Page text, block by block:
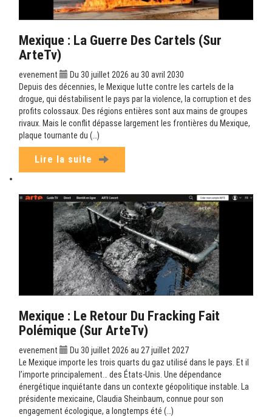
Mexique : La Guerre Des Cartels (sur
ArteTv)
evenement
Du 30 juillet 2026 au 30 avril 2030
Depuis des décennies, le Mexique lutte contre les cartels de la
drogue, qui déstabilisent le pays par la violence, la corruption et des
profits colossaux. Des régions entières sont aux mains de groupes
rivaux. Mais le conflit dépasse largement les frontières du Mexique,
plaque tournante du (…)
Lire la suite
Mexique : Le Retour Du Fracking Fait
Polémique (sur ArteTv)
evenement
Du 30 juillet 2026 au 27 juillet 2027
Le Mexique importe les trois quarts du gaz utilisé dans le pays. Et il
l’importe principalement… des États-Unis. Une dépendance
énergétique inquiétante dans un contexte géopolitique instable. La
présidente mexicaine, Claudia Sheinbaum, connue pour son
engagement écologique, a longtemps été (…)